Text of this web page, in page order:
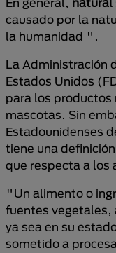
causado por la
la humanidad ".
La Administración
Estados Unidos
para los productos
mascotas. Sin
Estadounidenses
tiene una
que respecta a los
"Un alimento o
fuentes vegetales,
ya sea en su
sometido a